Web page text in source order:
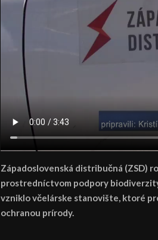
Západoslovenská distribučná (ZSD)
prostredníctvom podpory
vzniklo včelárske stanovište, ktoré
ochranou prírody.